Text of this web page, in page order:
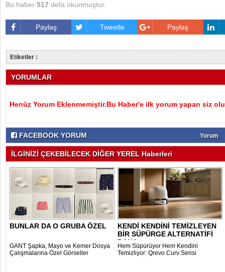
Bu haber 517 defa okunmuştur.
Paylaş Tweetle Paylaş
Etiketler :
YORUMLAR
Henüz Yorum Eklenmemiştir.Bu Haber'e ilk yorum yapan siz
FACEBOOK YORUM Yorum
İLGİNİZİ ÇEKEBİLECEK DİĞER YEREL Haberleri
BUNLAR DA O GRUBA ÖZEL
GANT Şapka, Mayo ve Kemer Dosya
Çalışmalarına Özel Görseller
KENDİ KENDİNİ TEMİZLEYEN
BİR SÜPÜRGE ALTERNATİFİ
DAHA..
Hem Süpürüyor Hem Kendini
Temizliyor: Qrevo Curv Serisi